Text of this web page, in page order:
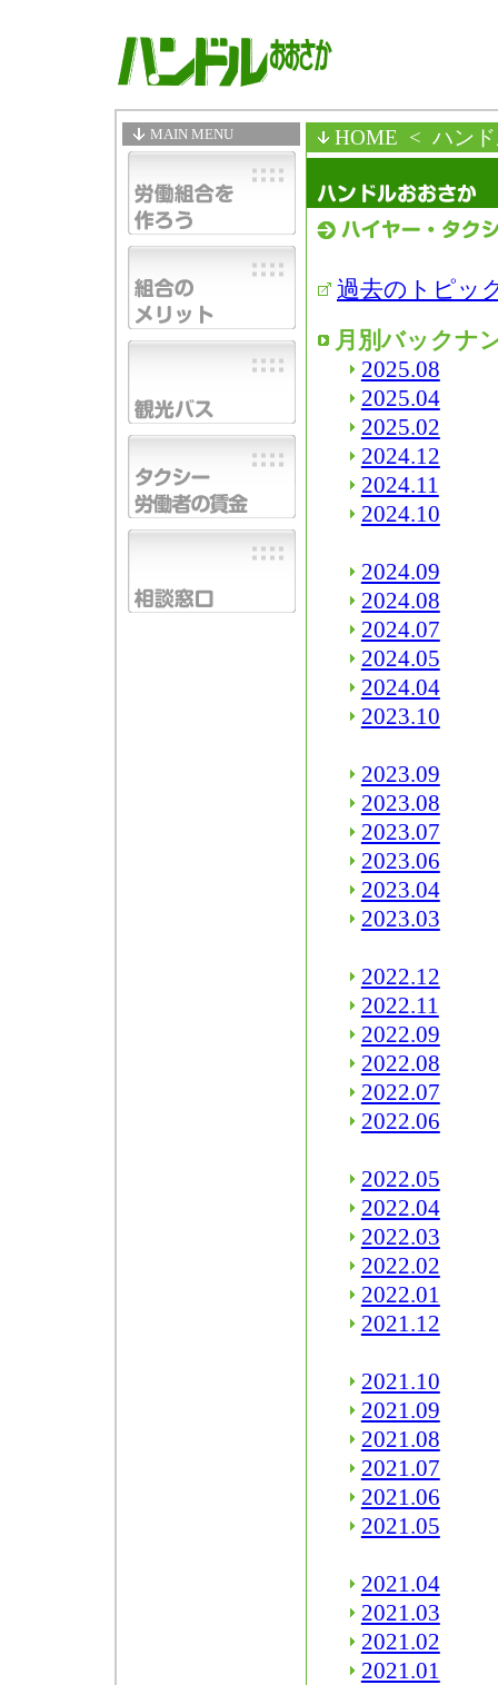
MAIN MENU HOME < ハン
過去のトピッ
月別バックナ
2025.08
2025.04
2025.02
2024.12
2024.11
2024.10
2024.09
2024.08
2024.07
2024.05
2024.04
2023.10
2023.09
2023.08
2023.07
2023.06
2023.04
2023.03
2022.12
2022.11
2022.09
2022.08
2022.07
2022.06
2022.05
2022.04
2022.03
2022.02
2022.01
2021.12
2021.10
2021.09
2021.08
2021.07
2021.06
2021.05
2021.04
2021.03
2021.02
2021.01